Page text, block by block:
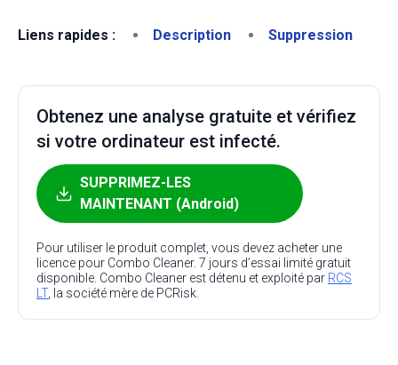
Liens rapides : Description Suppression
Obtenez une analyse gratuite et vérifiez
si votre ordinateur est infecté.
SUPPRIMEZ-LES
MAINTENANT (Android)
Pour utiliser le produit complet, vous devez acheter une
licence pour Combo Cleaner. 7 jours d’essai limité gratuit
disponible. Combo Cleaner est détenu et exploité par RCS
LT, la société mère de PCRisk.